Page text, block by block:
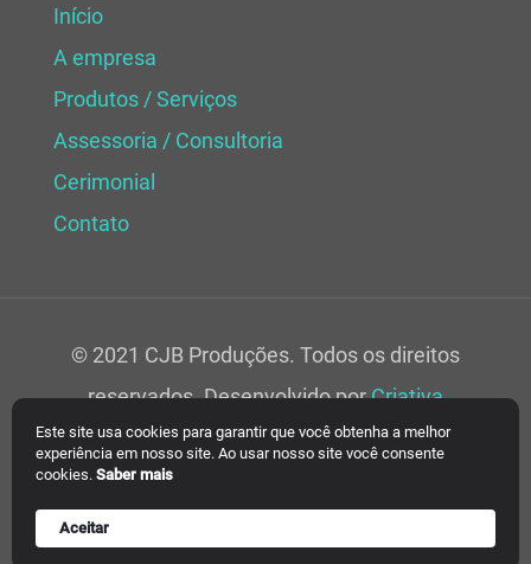
Este site usa cookies para garantir que você obtenha a melhor
experiência em nosso site. Ao usar nosso site você consente
cookies. Saber mais
Aceitar
Início
A empresa
Produtos / Serviços
Assessoria / Consultoria
Cerimonial
Contato
© 2021 CJB Produções. Todos os direitos
reservados. Desenvolvido porCriativa
Soluções Web.